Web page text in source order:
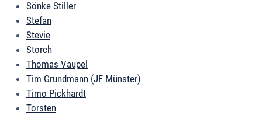
Sönke Stiller
Stefan
Stevie
Storch
Thomas Vaupel
Tim Grundmann (JF Münster)
Timo Pickhardt
Torsten